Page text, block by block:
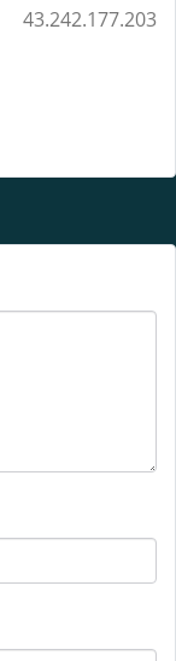
43.242.177.203